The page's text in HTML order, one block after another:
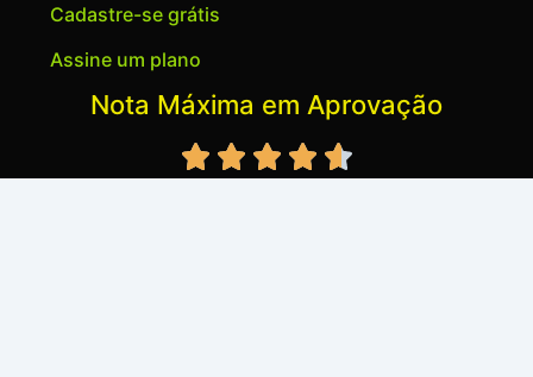
Cadastre-se grátis
Assine um plano
Nota Máxima em Aprovação